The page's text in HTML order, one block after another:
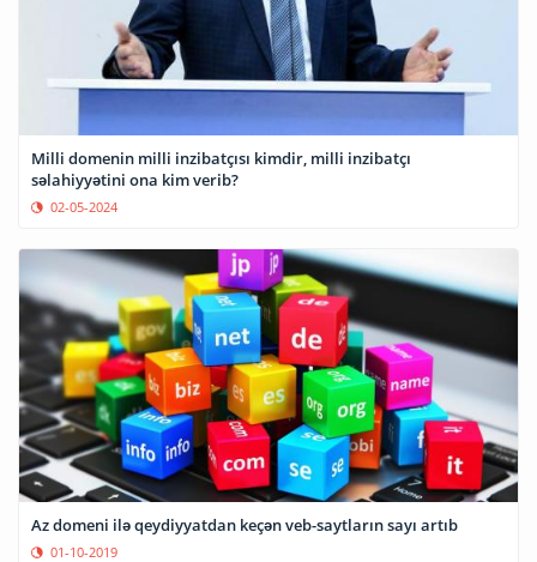
Milli domenin milli inzibatçısı kimdir, milli inzibatçı
səlahiyyətini ona kim verib?
02-05-2024
Az domeni ilə qeydiyyatdan keçən veb-saytların sayı artıb
01-10-2019